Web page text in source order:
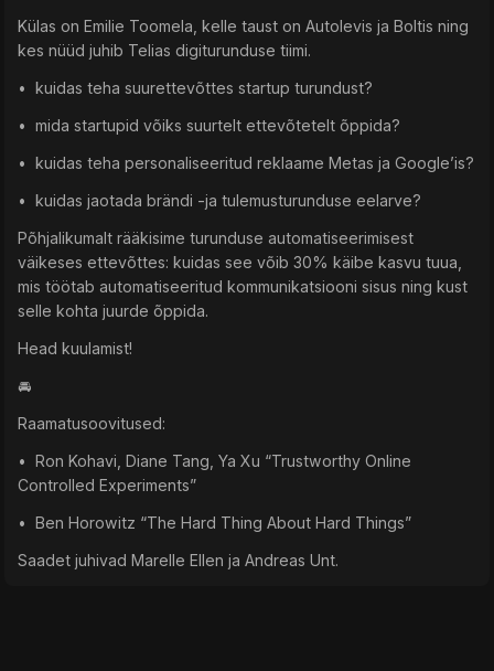
Külas on Emilie Toomela, kelle taust on Autolevis ja Boltis ning
kes nüüd juhib Telias digiturunduse tiimi.
• kuidas teha suurettevõttes startup turundust?
• mida startupid võiks suurtelt ettevõtetelt õppida?
• kuidas teha personaliseeritud reklaame Metas ja Google’is?
• kuidas jaotada brändi -ja tulemusturunduse eelarve?
Põhjalikumalt rääkisime turunduse automatiseerimisest
väikeses ettevõttes: kuidas see võib 30% käibe kasvu tuua,
mis töötab automatiseeritud kommunikatsiooni sisus ning kust
selle kohta juurde õppida.
Head kuulamist!
🚘
Raamatusoovitused:
• Ron Kohavi, Diane Tang, Ya Xu “Trustworthy Online
Controlled Experiments”
• Ben Horowitz “The Hard Thing About Hard Things”
Saadet juhivad Marelle Ellen ja Andreas Unt.